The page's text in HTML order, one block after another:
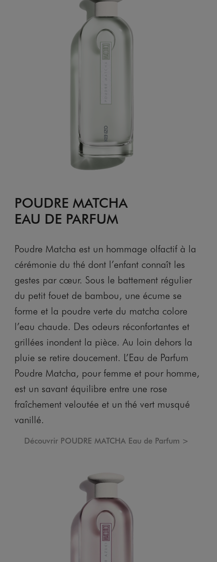
POUDRE MATCHA
EAU DE PARFUM
Poudre Matcha est un hommage olfactif à la
cérémonie du thé dont l’enfant connaît les
gestes par cœur. Sous le battement régulier
du petit fouet de bambou, une écume se
forme et la poudre verte du matcha colore
l’eau chaude. Des odeurs réconfortantes et
grillées inondent la pièce. Au loin dehors la
pluie se retire doucement. L’Eau de Parfum
Poudre Matcha, pour femme et pour homme,
est un savant équilibre entre une rose
fraîchement veloutée et un thé vert musqué
vanillé.
Découvrir POUDRE MATCHA Eau de Parfum >